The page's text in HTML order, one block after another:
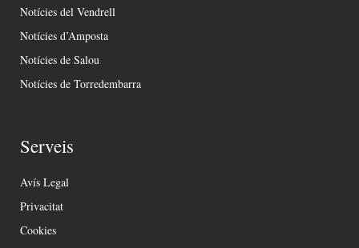
Notícies del Vendrell
Notícies d’Amposta
Notícies de Salou
Notícies de Torredembarra
Serveis
Avís Legal
Privacitat
Cookies